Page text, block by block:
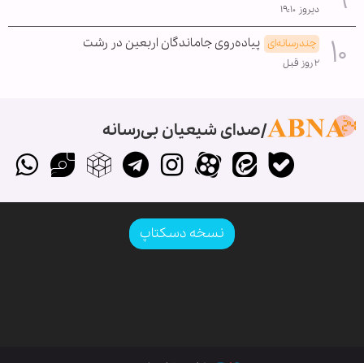
دیروز ۱۹:۱۰
چندرسانه‌ای پیاده‌روی جاماندگان اربعین در رشت
۲ روز قبل
صدای شیعیان بی‌رسانه
نسخه دسکتاپ